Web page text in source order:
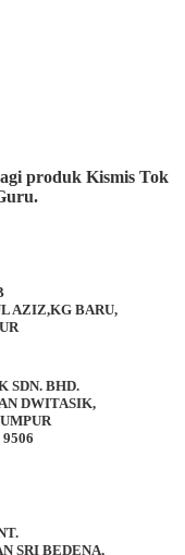
produk Kismis Tok
AZIZ,KG BARU,
SDN. BHD.
DWITASIK,
9506
SRI BEDENA,